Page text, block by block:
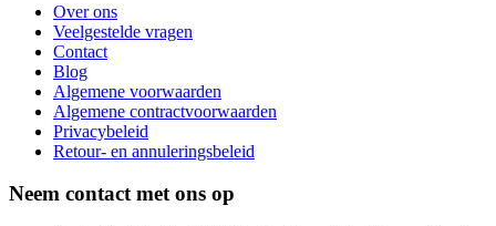
Over ons
Veelgestelde vragen
Contact
Blog
Algemene voorwaarden
Algemene contractvoorwaarden
Privacybeleid
Retour- en annuleringsbeleid
Neem contact met ons op